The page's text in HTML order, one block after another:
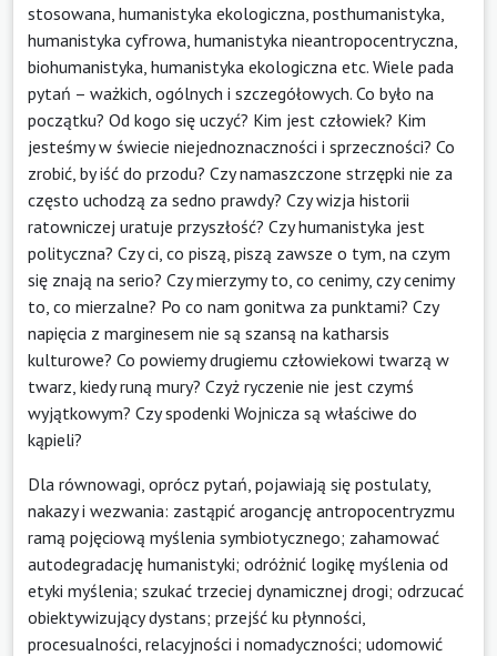
stosowana, humanistyka ekologiczna, posthumanistyka,
humanistyka cyfrowa, humanistyka nieantropocentryczna,
biohumanistyka, humanistyka ekologiczna etc. Wiele pada
pytań – ważkich, ogólnych i szczegółowych. Co było na
początku? Od kogo się uczyć? Kim jest człowiek? Kim
jesteśmy w świecie niejednoznaczności i sprzeczności? Co
zrobić, by iść do przodu? Czy namaszczone strzępki nie za
często uchodzą za sedno prawdy? Czy wizja historii
ratowniczej uratuje przyszłość? Czy humanistyka jest
polityczna? Czy ci, co piszą, piszą zawsze o tym, na czym
się znają na serio? Czy mierzymy to, co cenimy, czy cenimy
to, co mierzalne? Po co nam gonitwa za punktami? Czy
napięcia z marginesem nie są szansą na katharsis
kulturowe? Co powiemy drugiemu człowiekowi twarzą w
twarz, kiedy runą mury? Czyż ryczenie nie jest czymś
wyjątkowym? Czy spodenki Wojnicza są właściwe do
kąpieli?
Dla równowagi, oprócz pytań, pojawiają się postulaty,
nakazy i wezwania: zastąpić arogancję antropocentryzmu
ramą pojęciową myślenia symbiotycznego; zahamować
autodegradację humanistyki; odróżnić logikę myślenia od
etyki myślenia; szukać trzeciej dynamicznej drogi; odrzucać
obiektywizujący dystans; przejść ku płynności,
procesualności, relacyjności i nomadyczności; udomowić